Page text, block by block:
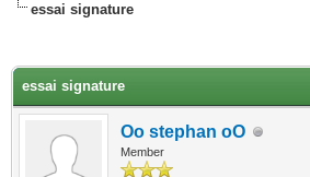
essai signature
essai signature
Oo stephan oO
Member